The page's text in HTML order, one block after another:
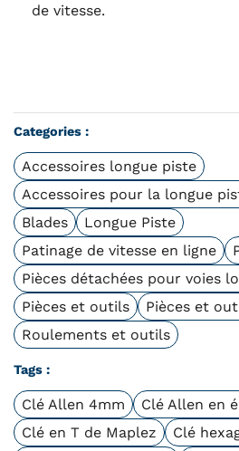
de vitesse.
Categories :
Accessoires longue piste
Accessoires pour la longue
Blades
Longue Piste
Patinage de vitesse en ligne
Pièces détachées pour voies
Pièces et outils
Pièces et
Roulements et outils
Tags :
Clé Allen 4mm
Clé Allen en
Clé en T de Maplez
Clé